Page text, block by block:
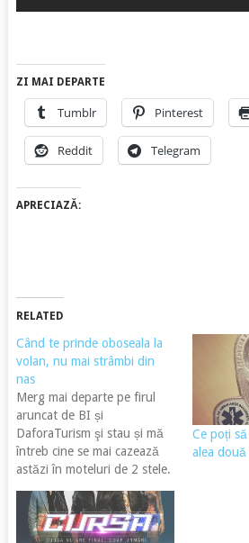
ZI MAI DEPARTE
Tumblr Pinterest
Reddit Telegram
APRECIAZĂ:
RELATED
Când te prinde oboseala la
volan, nu mai strâmbi din
nas
Merg mai departe pe firul
aruncat de BI și
DaforaTurism şi stau și mă
întreb cine se mai cazează
astăzi în moteluri de 2 stele.
la 2 steluțe chioare e prea
mult pentru unele unităţi de
Ce poți
alea două